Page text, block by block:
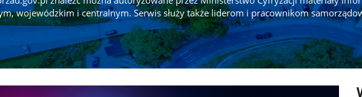
wojewódzkim i centralnym. Serwis służy także liderom i pracownikom